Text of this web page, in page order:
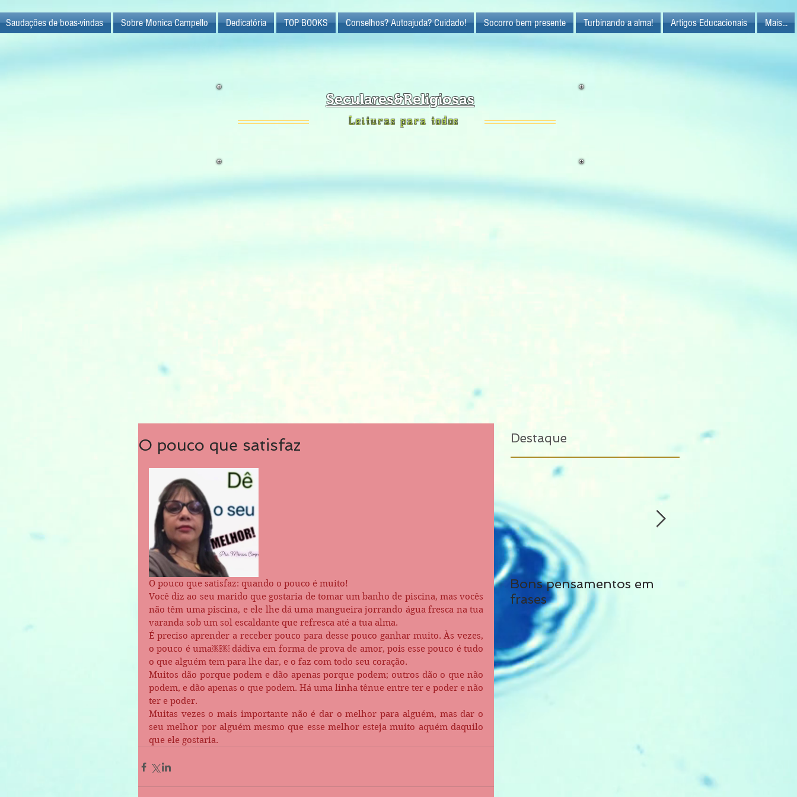
Saudações de boas-vindas Sobre Monica Campello Dedicatória TOP BOOKS Conselhos? Autoajuda? Cuidado! Socorro bem presente Turbinando a alma! Artigos Educacionais Mais...
Seculares&Religiosas
Leituras para todos
O pouco que satisfaz
O pouco que satisfaz: quando o pouco é muito!
Você diz ao seu marido que gostaria de tomar um banho de piscina, mas vocês
não têm uma piscina, e ele lhe dá uma mangueira jorrando água fresca na tua
varanda sob um sol escaldante que refresca até a tua alma.
É preciso aprender a receber pouco para desse pouco ganhar muito. Às vezes,
o pouco é uma￼￼ dádiva em forma de prova de amor, pois esse pouco é tudo
o que alguém tem para lhe dar, e o faz com todo seu coração.
Muitos dão porque podem e dão apenas porque podem; outros dão o que não
podem, e dão apenas o que podem. Há uma linha tênue entre ter e poder e não
ter e poder.
Muitas vezes o mais importante não é dar o melhor para alguém, mas dar o
seu melhor por alguém mesmo que esse melhor esteja muito aquém daquilo
que ele gostaria.
Destaque
Bons pensamentos em
frases